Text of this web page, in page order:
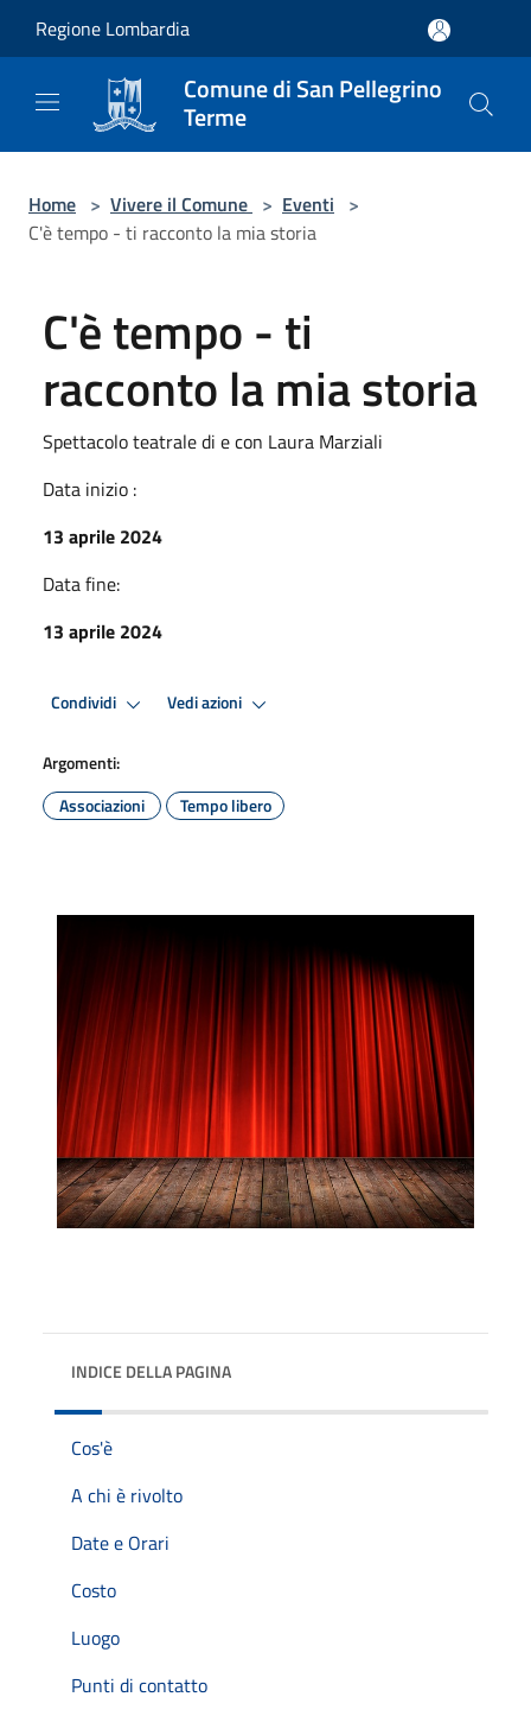
Regione Lombardia
Comune di San Pellegrino
Terme
Home > Vivere il Comune > Eventi >
C'è tempo - ti racconto la mia storia
C'è tempo - ti
racconto la mia storia
Spettacolo teatrale di e con Laura Marziali
Data inizio :
13 aprile 2024
Data fine:
13 aprile 2024
Condividi Vedi azioni
Argomenti:
Associazioni
Tempo libero
INDICE DELLA PAGINA
Cos'è
A chi è rivolto
Date e Orari
Costo
Luogo
Punti di contatto